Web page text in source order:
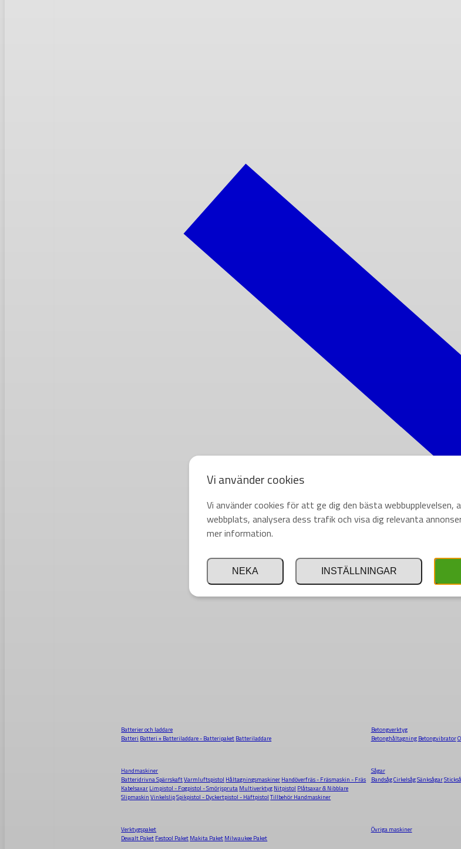
Batterier och laddare
Batteri Batteri + Batteriladdare - Batteripaket Batteriladdare
Betongverktyg
Betonghåltagning Betongvibrator
Handmaskiner
Batteridrivna SpärrskaftVarmluftspistol Håltagningsmaskiner Handöverfräs - Fräsmaskin - Fräs
Kabelsaxar Limpistol - Fogpistol - Smörjspruta Multiverktyg Nitpistol Plåtsaxar & Nibblare
Slipmaskin VinkelslipSpikpistol - Dyckertpistol - Häftpistol Tillbehör Handmaskiner
Sågar
BandsågCirkelsågSänksågar
Verktygspaket
Dewalt Paket Festool Paket Makita Paket Milwaukee Paket
Övriga maskiner
Vi använder cookies
Vi använder cookies för att ge dig den bästa webbupplevelsen,
webbplats, analysera dess trafik och visa dig relevanta
mer information.
INSTÄLLNINGAR
NEKA